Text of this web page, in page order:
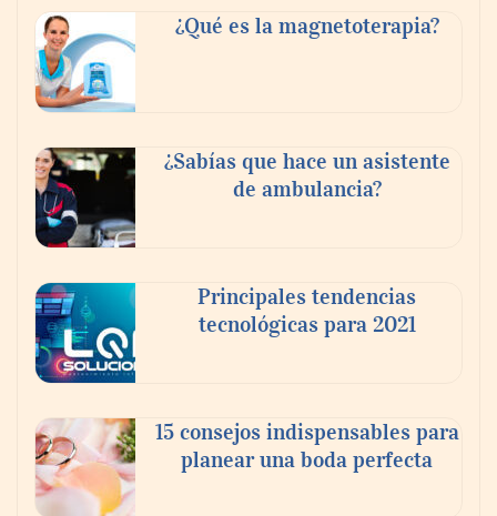
Danfoss adelanta cinco años su objetivo
climático y reduce sus emisiones en un 51
%
La banca debe modernizar sus sistemas
core sin perder décadas de conocimiento
de negocio: Minsait
¿Qué es la magnetoterapia?
¿Sabías que hace un asistente
de ambulancia?
Principales tendencias
tecnológicas para 2021
15 consejos indispensables para
planear una boda perfecta